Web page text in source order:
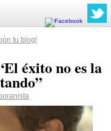
tu blog!
éxito no es la